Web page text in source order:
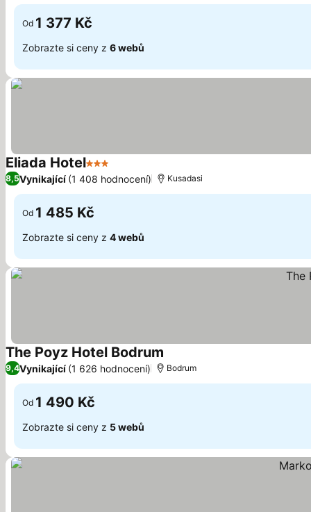
Od 1 377 Kč
Zobrazte si ceny z 6 webů
Eliada Hotel3 Počet hvězdiček
8,5Vynikající (1 408 hodnocení) Kusadasi
Od 1 485 Kč
Zobrazte si ceny z 4 webů
The Poyz Hotel Bodrum
9,4Vynikající (1 626 hodnocení) Bodrum
Od 1 490 Kč
Zobrazte si ceny z 5 webů